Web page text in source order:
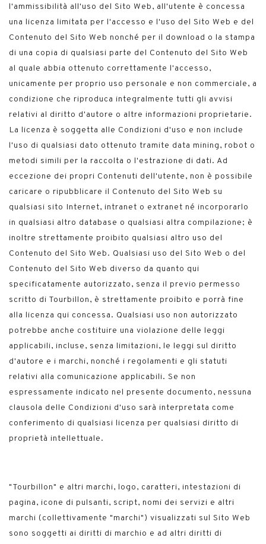
l'ammissibilità all'uso del Sito Web, all'utente è concessa
una licenza limitata per l'accesso e l'uso del Sito Web e del
Contenuto del Sito Web nonché per il download o la stampa
di una copia di qualsiasi parte del Contenuto del Sito Web
al quale abbia ottenuto correttamente l'accesso,
unicamente per proprio uso personale e non commerciale, a
condizione che riproduca integralmente tutti gli avvisi
relativi al diritto d'autore o altre informazioni proprietarie.
La licenza è soggetta alle Condizioni d'uso e non include
l'uso di qualsiasi dato ottenuto tramite data mining, robot o
metodi simili per la raccolta o l'estrazione di dati. Ad
eccezione dei propri Contenuti dell'utente, non è possibile
caricare o ripubblicare il Contenuto del Sito Web su
qualsiasi sito Internet, intranet o extranet né incorporarlo
in qualsiasi altro database o qualsiasi altra compilazione; è
inoltre strettamente proibito qualsiasi altro uso del
Contenuto del Sito Web. Qualsiasi uso del Sito Web o del
Contenuto del Sito Web diverso da quanto qui
specificatamente autorizzato, senza il previo permesso
scritto di Tourbillon, è strettamente proibito e porrà fine
alla licenza qui concessa. Qualsiasi uso non autorizzato
potrebbe anche costituire una violazione delle leggi
applicabili, incluse, senza limitazioni, le leggi sul diritto
d'autore e i marchi, nonché i regolamenti e gli statuti
relativi alla comunicazione applicabili. Se non
espressamente indicato nel presente documento, nessuna
clausola delle Condizioni d'uso sarà interpretata come
conferimento di qualsiasi licenza per qualsiasi diritto di
proprietà intellettuale.
"Tourbillon" e altri marchi, logo, caratteri, intestazioni di
pagina, icone di pulsanti, script, nomi dei servizi e altri
marchi (collettivamente "marchi") visualizzati sul Sito Web
sono soggetti ai diritti di marchio e ad altri diritti di